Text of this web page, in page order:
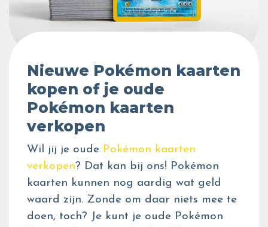
Nieuwe Pokémon kaarten
kopen of je oude
Pokémon kaarten
verkopen
Wil jij je oude Pokémon kaarten
verkopen? Dat kan bij ons! Pokémon
kaarten kunnen nog aardig wat geld
waard zijn. Zonde om daar niets mee te
doen, toch? Je kunt je oude Pokémon